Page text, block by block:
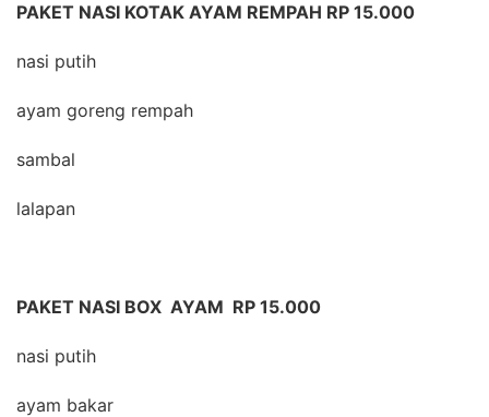
PAKET NASI KOTAK AYAM REMPAH RP 15.000
nasi putih
ayam goreng rempah
sambal
lalapan
PAKET NASI BOX AYAM RP 15.000
nasi putih
ayam bakar